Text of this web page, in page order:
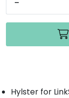
Hylster for